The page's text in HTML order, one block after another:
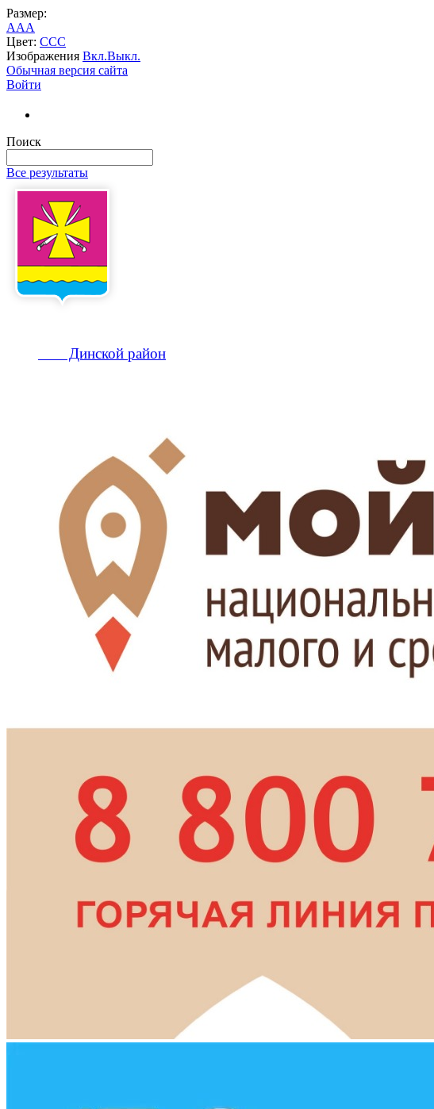
Размер:
AAA
Цвет: CCC
Изображения Вкл.Выкл.
Обычная версия сайта
Войти
Поиск
Все результаты
Динской район